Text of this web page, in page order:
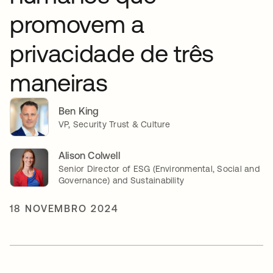
promovem a
privacidade de três
maneiras
Ben King
VP, Security Trust & Culture
Alison Colwell
Senior Director of ESG (Environmental, Social and
Governance) and Sustainability
18 NOVEMBRO 2024